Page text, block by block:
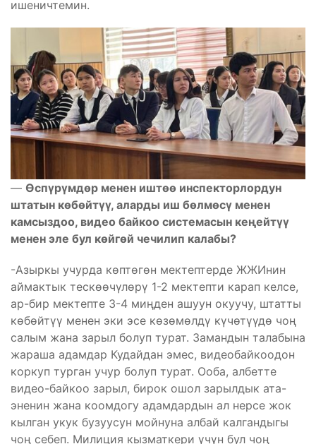
ишеничтемин.
— Өспүрүмдөр менен иштөө инспекторлордун
штатын көбөйтүү, аларды иш бөлмөсү менен
камсыздоо, видео байкоо системасын кеңейтүү
менен эле бул көйгөй чечилип калабы?
-Азыркы учурда көптөгөн мектептерде ЖЖИнин
аймактык тескөөчүлөрү 1-2 мектепти карап келсе,
ар-бир мектепте 3-4 миңден ашуун окуучу, штатты
көбөйтүү менен эки эсе көзөмөлдү күчөтүүдө чоң
салым жана зарыл болуп турат. Замандын талабына
жараша адамдар Кудайдан эмес, видеобайкоодон
коркуп турган учур болуп турат. Ооба, албетте
видео-байкоо зарыл, бирок ошол зарылдык ата-
эненин жана коомдогу адамдардын ал нерсе жок
кылган укук бузуусун мойнуна албай калгандыгы
чоң себеп. Милиция кызматкери үчүн бул чоң